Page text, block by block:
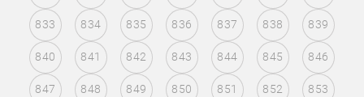
833 834 835 836 837 838 839
840 841 842 843 844 845 846
847 848 849 850 851 852 853